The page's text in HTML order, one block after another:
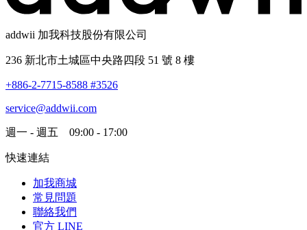
addwii 加我科技股份有限公司
236 新北市土城區中央路四段 51 號 8 樓
+886-2-7715-8588 #3526
service@addwii.com
週一 - 週五 09:00 - 17:00
快速連結
加我商城
常見問題
聯絡我們
官方 LINE